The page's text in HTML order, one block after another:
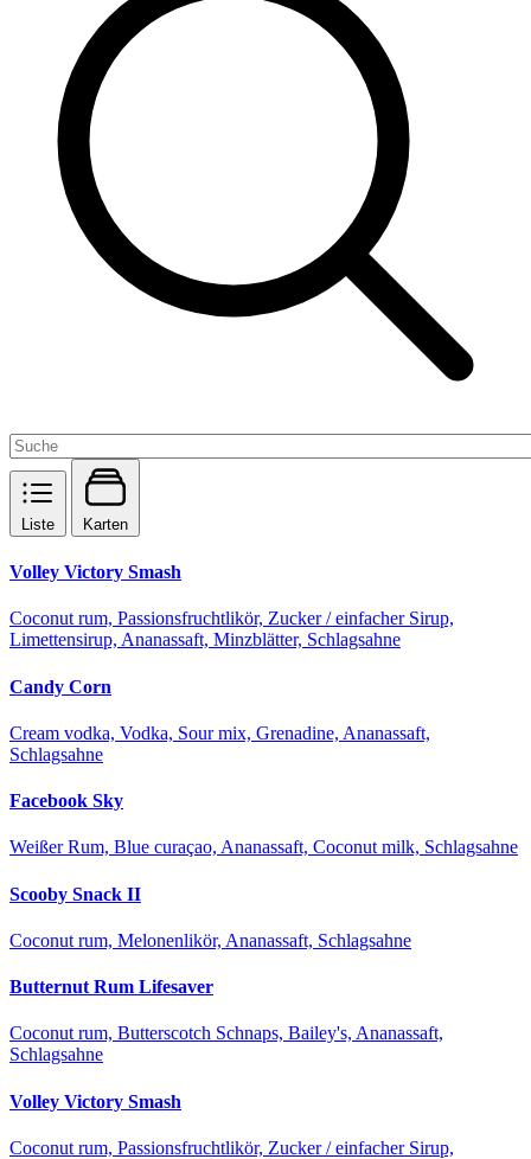
Liste Karten
Volley Victory Smash
Coconut rum, Passionsfruchtlikör, Zucker / einfacher Sirup,
Limettensirup, Ananassaft, Minzblätter, Schlagsahne
Candy Corn
Cream vodka, Vodka, Sour mix, Grenadine, Ananassaft,
Schlagsahne
Facebook Sky
Weißer Rum, Blue curaçao, Ananassaft, Coconut milk, Schlagsahne
Scooby Snack II
Coconut rum, Melonenlikör, Ananassaft, Schlagsahne
Butternut Rum Lifesaver
Coconut rum, Butterscotch Schnaps, Bailey's, Ananassaft,
Schlagsahne
Volley Victory Smash
Coconut rum, Passionsfruchtlikör, Zucker / einfacher Sirup,